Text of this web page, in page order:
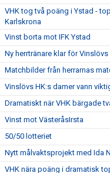
VHK tog två poäng i Ystad -
Karlskrona
Vinst borta mot IFK Ystad
Ny herrtränare klar för Vinslövs
Matchbilder från herrarnas
Vinslövs HK:s damer vann
Dramatiskt när VHK bärgade
Vinst mot VästeråsIrsta
50/50 lotteriet
Nytt målvaktsprojekt med Ida
VHK nära poäng i dramatisk